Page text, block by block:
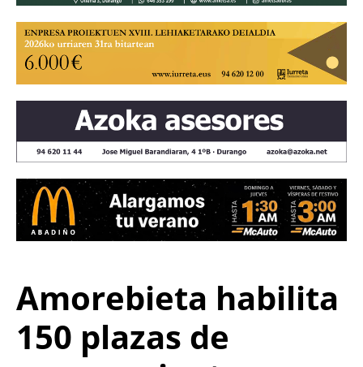
Amorebieta habilita
150 plazas de